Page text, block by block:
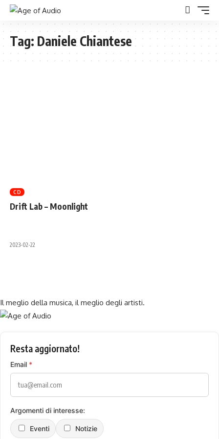
Tag: Daniele Chiantese
CD
Drift Lab – Moonlight
2023-02-22
Il meglio della musica, il meglio degli artisti.
Resta aggiornato!
Email *
Argomenti di interesse:
Eventi Notizie